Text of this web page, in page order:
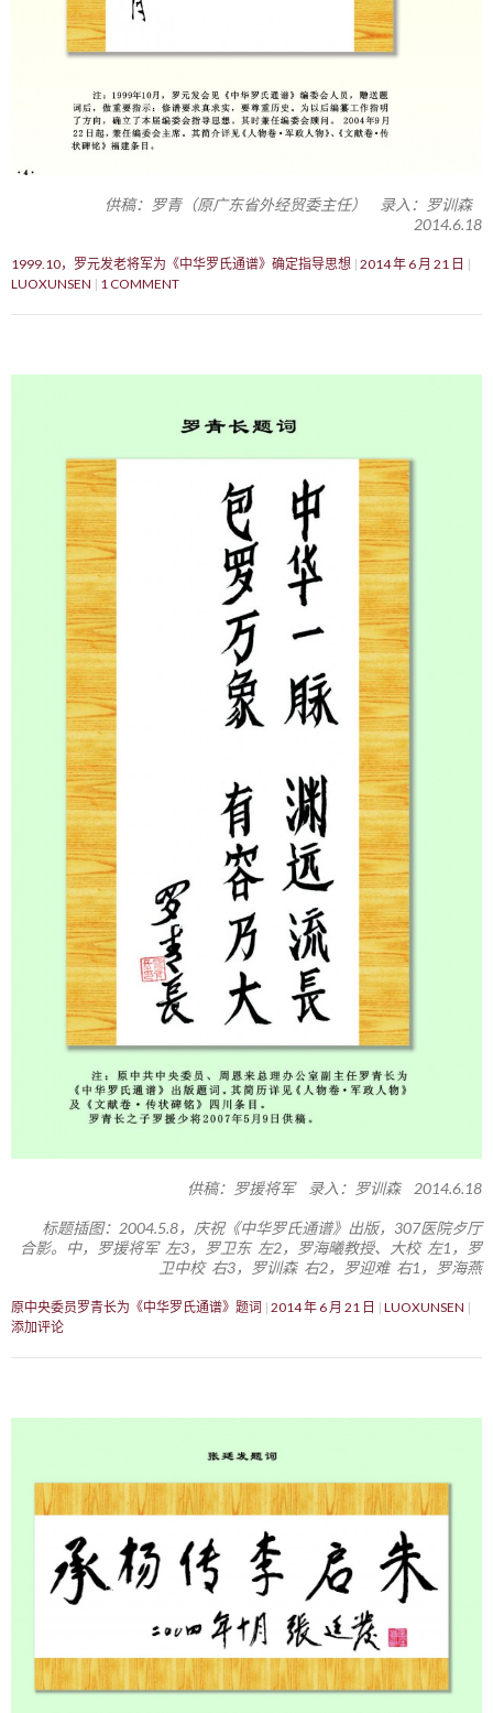
供稿：罗青（原广东省外经贸委主任） 录入：罗训森
2014.6.18
1999.10，罗元发老将军为《中华罗氏通谱》确定指导思想 2014 年 6 月 21 日
LUOXUNSEN
1 COMMENT
供稿：罗援将军 录入：罗训森 2014.6.18
标题插图：2004.5.8，庆祝《中华罗氏通谱》出版，307医院歺厅
合影。中，罗援将军 左3，罗卫东 左2，罗海曦教授、大校 左1，罗
卫中校 右3，罗训森 右2，罗迎难 右1，罗海燕
原中央委员罗青长为《中华罗氏通谱》题词 2014 年 6 月 21 日
LUOXUNSEN
添加评论